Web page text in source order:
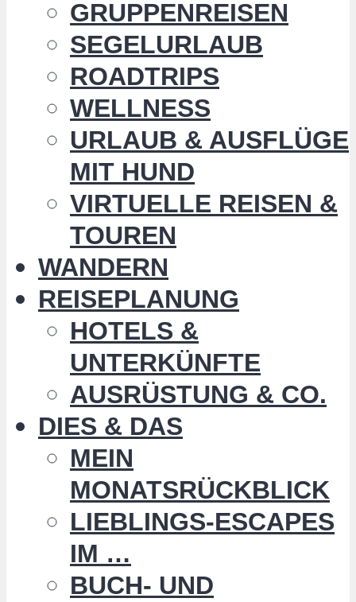
GRUPPENREISEN
SEGELURLAUB
ROADTRIPS
WELLNESS
URLAUB & AUSFLÜGE
MIT HUND
VIRTUELLE REISEN &
TOUREN
WANDERN
REISEPLANUNG
HOTELS &
UNTERKÜNFTE
AUSRÜSTUNG & CO.
DIES & DAS
MEIN
MONATSRÜCKBLICK
LIEBLINGS-ESCAPES
IM …
BUCH- UND